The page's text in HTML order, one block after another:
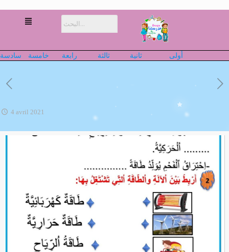
أولى ثانية ثالثة رابعة خامسة سادسة
4 avril 2021